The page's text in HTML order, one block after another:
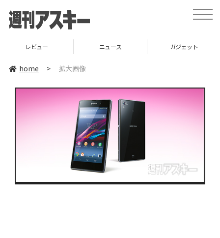
toggle
レビュー ニュース ガジェット
home > 拡大画像